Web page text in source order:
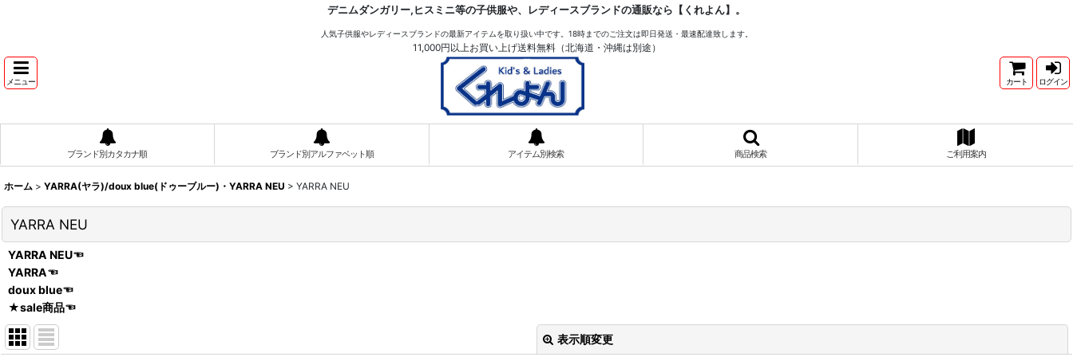
デニムダンガリー,ヒスミニ等の子供服や、レディースブランドの通販なら【くれよん】。
人気子供服やレディースブランドの最新アイテムを取り扱い中です。18時までのご注文は即日発送・最速配達致します。
11,000円以上お買い上げ送料無料（北海道・沖縄は別途）
メニュー カート ログイン
ブランド別カタカナ順 ブランド別アルファベット順 アイテム別検索 商品検索 ご利用案内
ホーム > YARRA(ヤラ)/doux blue(ドゥーブルー)・YARRA NEU > YARRA NEU
YARRA NEU
YARRA NEU☜
YARRA☜
doux blue☜
★sale商品☜
表示順変更